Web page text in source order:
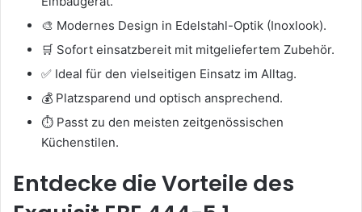
🎨 Modernes Design in Edelstahl-Optik (Inoxlook).
🛒 Sofort einsatzbereit mit mitgeliefertem Zubehör.
✅ Ideal für den vielseitigen Einsatz im Alltag.
💰 Platzsparend und optisch ansprechend.
⏱️ Passt zu den meisten zeitgenössischen
Küchenstilen.
Entdecke die Vorteile des